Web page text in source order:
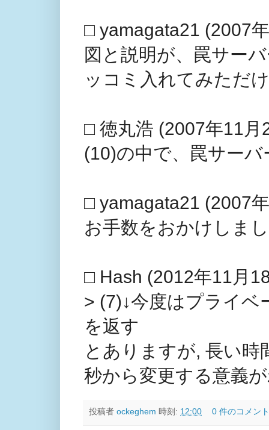
□ yamagata21 (2007
図と説明が、罠サー
ッコミ入れてみただ
□ 徳丸浩 (2007年11月
(10)の中で、罠サー
□ yamagata21 (2007
お手数をおかけしま
□ Hash (2012年11月
> (7)↓今度はプライベ
を返す
とありますが, 長い
秒から変更する意義
投稿者 ockeghem 時刻: 12:00 0 件のコメン